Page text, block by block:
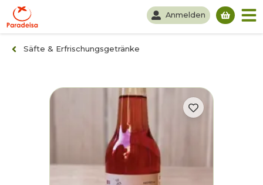
Anmelden
Säfte & Erfrischungsgetränke